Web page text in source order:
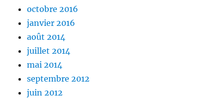
octobre 2016
janvier 2016
août 2014
juillet 2014
mai 2014
septembre 2012
juin 2012